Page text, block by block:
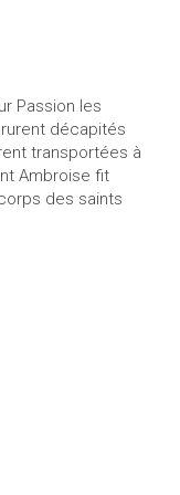
Passion les
décapités
transportées à
Ambroise fit
des saints